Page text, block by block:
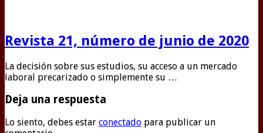
Revista 21, número de junio de 2020
La decisión sobre sus estudios, su acceso a un mercado
laboral precarizado o simplemente su …
Deja una respuesta
Lo siento, debes estar conectado para publicar un